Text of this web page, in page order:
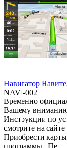
Навигатор
NAVI-002
Временно
Вашему вниманию
Инструкции по
смотрите на
Приобрести
программы. Пе..